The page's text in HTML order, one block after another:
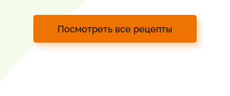
Посмотреть все рецепты